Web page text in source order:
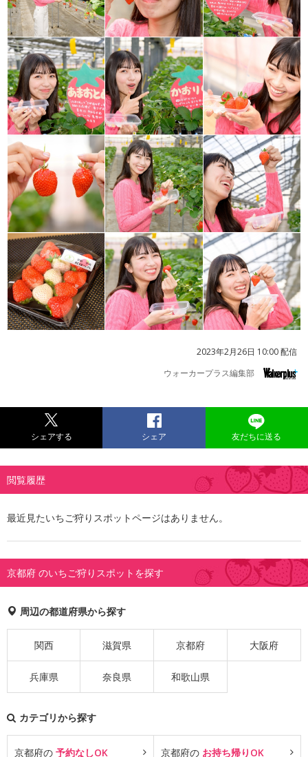
2023年2月26日 10:00 配信
ウォーカープラス編集部
シェアする シェア 友だちに送る
閲覧履歴
最近見たいちご狩りスポットページはありません。
京都府 のいちご狩りスポットを探す
周辺の都道府県から探す
関西 滋賀県 京都府 大阪府
兵庫県 奈良県 和歌山県
カテゴリから探す
京都府の 予約なしOK 京都府の お持ち帰りOK